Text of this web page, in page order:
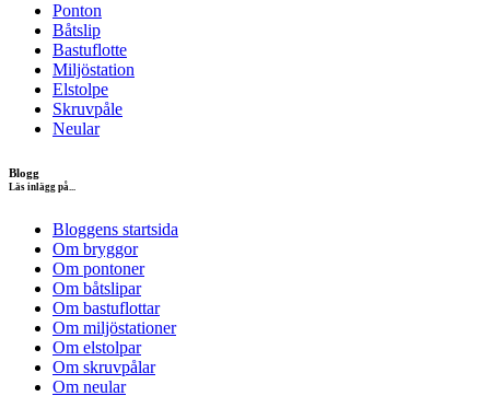
Ponton
Båtslip
Bastuflotte
Miljöstation
Elstolpe
Skruvpåle
Neular
Blogg
Läs inlägg på...
Bloggens startsida
Om bryggor
Om pontoner
Om båtslipar
Om bastuflottar
Om miljöstationer
Om elstolpar
Om skruvpålar
Om neular